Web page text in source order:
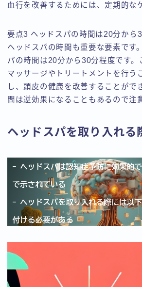
血行を改善するためには、定期的な
要点3 ヘッドスパの時間は20分から
ヘッドスパの時間も重要な要素です
パの時間は20分から30分程度です。
マッサージやトリートメントを行う
し、頭皮の健康を改善することがで
間は逆効果になることもあるので注
ヘッドスパを取り入れる